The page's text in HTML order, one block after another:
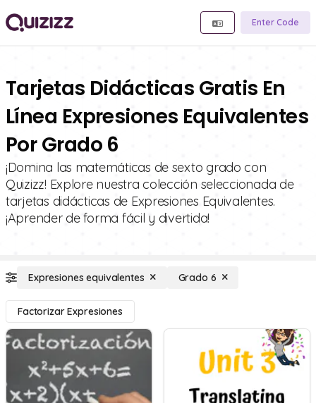
Enter Code
Tarjetas Didácticas Gratis En
Línea Expresiones Equivalentes
Por Grado 6
¡Domina las matemáticas de sexto grado con
Quizizz! Explore nuestra colección seleccionada de
tarjetas didácticas de Expresiones Equivalentes.
¡Aprender de forma fácil y divertida!
Expresiones equivalentes Grado 6
Factorizar Expresiones